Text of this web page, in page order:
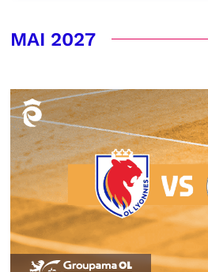
MAI 2027